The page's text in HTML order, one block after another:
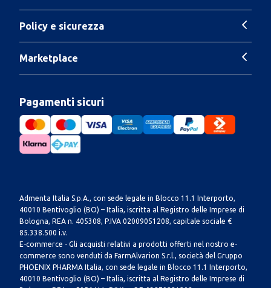
Policy e sicurezza
Marketplace
Pagamenti sicuri
Admenta Italia S.p.A., con sede legale in Blocco 11.1 Interporto,
40010 Bentivoglio (BO) – Italia, iscritta al Registro delle Imprese di
Bologna, REA n. 405308, P.IVA 02009051208, capitale sociale €
85.338.500 i.v.
E-commerce - Gli acquisti relativi a prodotti offerti nel nostro e-
commerce sono venduti da FarmAlvarion S.r.l., società del Gruppo
PHOENIX PHARMA Italia, con sede legale in Blocco 11.1 Interporto,
40010 Bentivoglio (BO) – Italia, iscritta al Registro delle Imprese di